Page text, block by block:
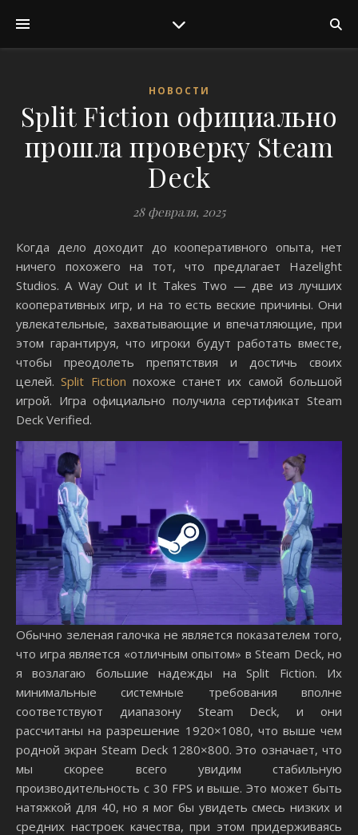
НОВОСТИ
Split Fiction официально
прошла проверку Steam
Deck
28 февраля, 2025
Когда дело доходит до кооперативного опыта, нет
ничего похожего на тот, что предлагает Hazelight
Studios. A Way Out и It Takes Two — две из лучших
кооперативных игр, и на то есть веские причины. Они
увлекательные, захватывающие и впечатляющие, при
этом гарантируя, что игроки будут работать вместе,
чтобы преодолеть препятствия и достичь своих
целей.Split Fiction похоже станет их самой большой
игрой. Игра официально получила сертификат Steam
Deck Verified.
Обычно зеленая галочка не является показателем того,
что игра является «отличным опытом» в Steam Deck, но
я возлагаю большие надежды на Split Fiction. Их
минимальные системные требования вполне
соответствуют диапазону Steam Deck, и они
рассчитаны на разрешение 1920×1080, что выше чем
родной экран Steam Deck 1280×800. Это означает, что
мы скорее всего увидим стабильную
производительность с 30 FPS и выше. Это может быть
натяжкой для 40, но я мог бы увидеть смесь низких и
средних настроек качества, при этом придерживаясь